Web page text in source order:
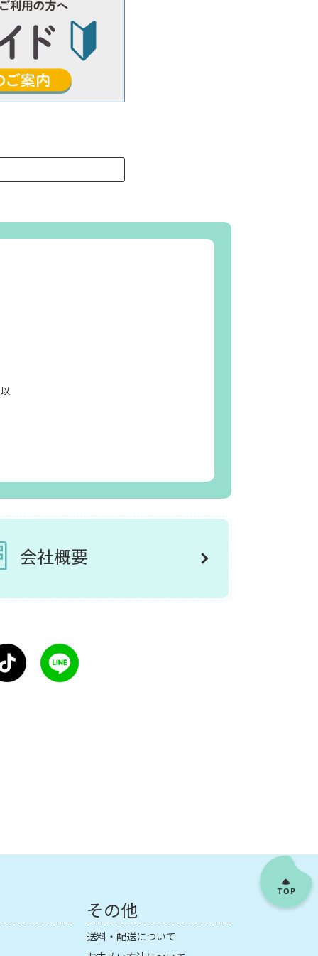
会社概要
その他
送料・配送について